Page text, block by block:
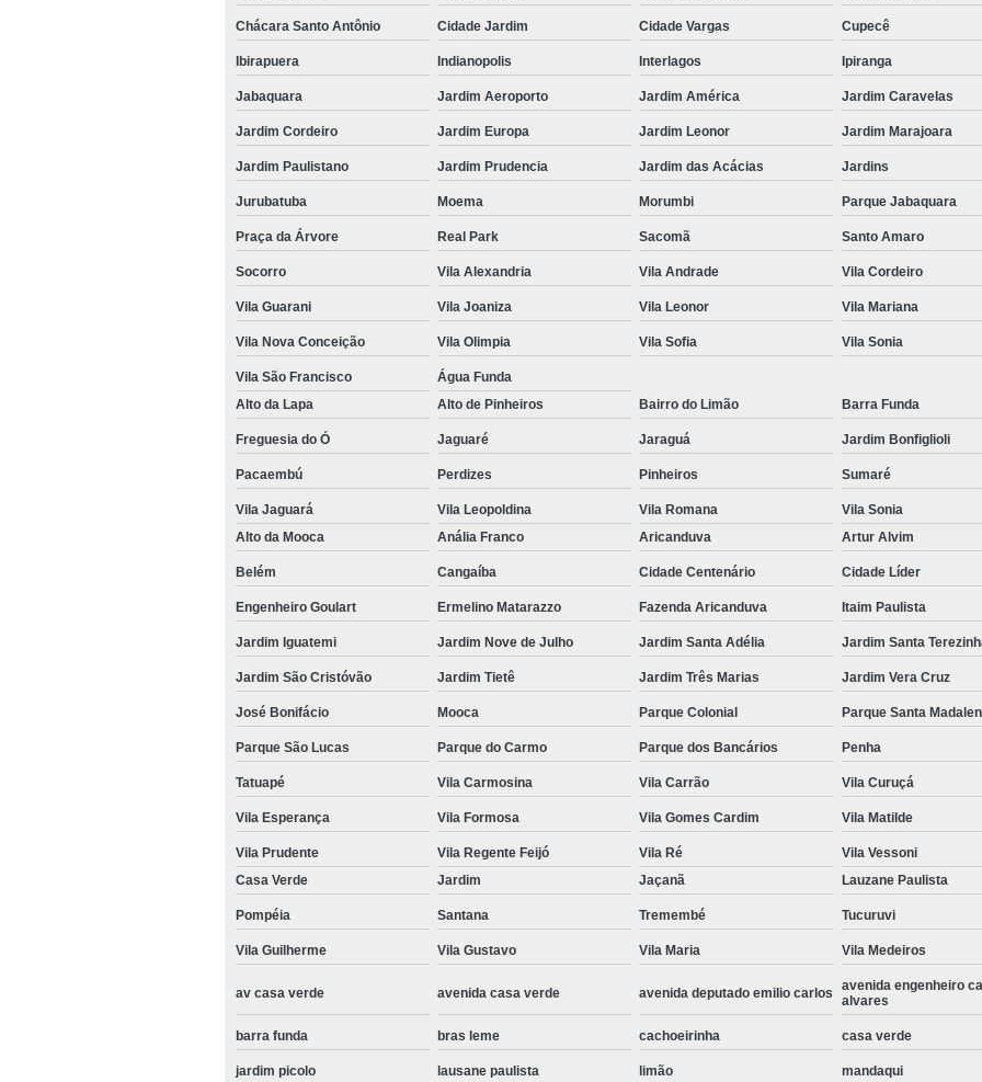
Envidraçamento
Envidraçamento
Envidraçamento Vidro para
Espelho Grande
Espelho Redondo
Espelho Grande de
Espelho Grande
Espelho para
Espelho Redondo
Estrutura Alumínio
Estrutura de Alumínio
Estrutura de
Estrutura
Estrutura de
Estrutura de
Estrutura de
Estrutura de Alumínio para
Estrutura Telhado
Estrutura de Alumínio para
Chácara Santo Antônio Cidade Jardim Cidade Vargas Cupecê
Ibirapuera Indianopolis Interlagos Ipiranga
Jabaquara Jardim Aeroporto Jardim América Jardim Caravelas
Jardim Cordeiro Jardim Europa Jardim Leonor Jardim Marajoara
Jardim Paulistano Jardim Prudencia Jardim das Acácias Jardins
Jurubatuba Moema Morumbi Parque Jabaquara
Praça da Árvore Real Park Sacomã Santo Amaro
Socorro Vila Alexandria Vila Andrade Vila Cordeiro
Vila Guarani Vila Joaniza Vila Leonor Vila Mariana
Vila Nova Conceição Vila Olimpia Vila Sofia Vila Sonia
Vila São Francisco
Água Funda
Alto da Lapa
Alto de Pinheiros Bairro do Limão Barra Funda
Freguesia do Ó Jaguaré Jaraguá Jardim Bonfiglioli
Pacaembú Perdizes Pinheiros Sumaré
Vila Jaguará Vila Leopoldina Vila Romana Vila Sonia
Alto da Mooca
Anália Franco Aricanduva Artur Alvim
Belém Cangaíba Cidade Centenário Cidade Líder
Engenheiro Goulart Ermelino Matarazzo Fazenda Aricanduva Itaim Paulista
Jardim Iguatemi Jardim Nove de Julho Jardim Santa Adélia Jardim Santa
Jardim São Cristóvão Jardim Tietê Jardim Três Marias Jardim Vera Cruz
José Bonifácio Mooca Parque Colonial Parque Santa
Parque São Lucas Parque do Carmo Parque dos Bancários Penha
Tatuapé Vila Carmosina Vila Carrão Vila Curuçá
Vila Esperança Vila Formosa Vila Gomes Cardim Vila Matilde
Vila Prudente Vila Regente Feijó Vila Ré Vila Vessoni
Casa Verde
Jardim Jaçanã Lauzane Paulista
Pompéia Santana Tremembé Tucuruvi
Vila Guilherme Vila Gustavo Vila Maria Vila Medeiros
av casa verde avenida casa verde avenida deputado emilio carlos
avenida engenheiro
alvares
barra funda bras leme cachoeirinha casa verde
jardim picolo lausane paulista limão mandaqui